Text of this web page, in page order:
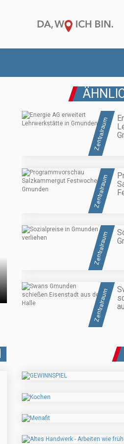
Zentralraum
Zentralraum
Zentralraum
Zentralraum